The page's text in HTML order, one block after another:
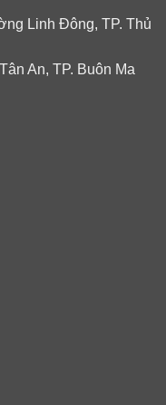
Linh Đông, TP. Thủ
An, TP. Buôn Ma